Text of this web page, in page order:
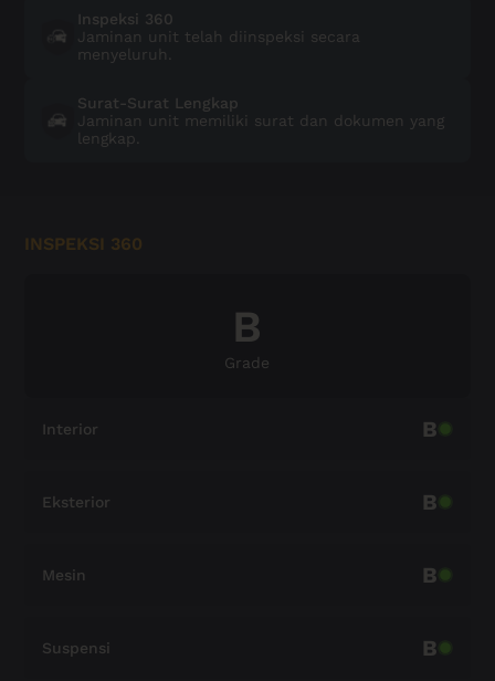
Inspeksi 360
Jaminan unit telah diinspeksi secara
menyeluruh.
Surat-Surat Lengkap
Jaminan unit memiliki surat dan dokumen yang
lengkap.
INSPEKSI 360
B
Grade
Interior B
Eksterior B
Mesin B
Suspensi B